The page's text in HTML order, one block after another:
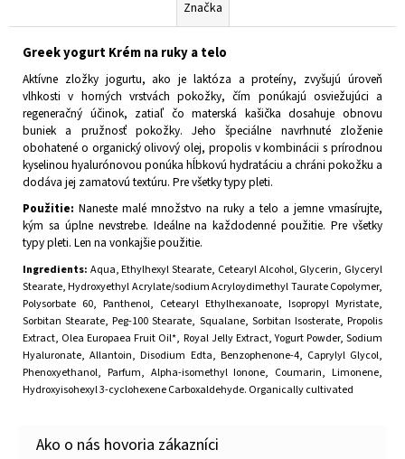
Značka
Greek yogurt Krém na ruky a telo
Aktívne zložky jogurtu, ako je laktóza a proteíny, zvyšujú úroveň
vlhkosti v horných vrstvách pokožky, čím ponúkajú osviežujúci a
regeneračný účinok, zatiaľ čo materská kašička dosahuje obnovu
buniek a pružnosť pokožky. Jeho špeciálne navrhnuté zloženie
obohatené o organický olivový olej, propolis v kombinácii s prírodnou
kyselinou hyalurónovou ponúka hĺbkovú hydratáciu a chráni pokožku a
dodáva jej zamatovú textúru. Pre všetky typy pleti.
Použitie: Naneste malé množstvo na ruky a telo a jemne vmasírujte,
kým sa úplne nevstrebe. Ideálne na každodenné použitie. Pre všetky
typy pleti. Len na vonkajšie použitie.
Ingredients: Aqua, Ethylhexyl Stearate, Cetearyl Alcohol, Glycerin, Glyceryl
Stearate, Hydroxyethyl Acrylate/sodium Acryloydimethyl Taurate Copolymer,
Polysorbate 60, Panthenol, Cetearyl Ethylhexanoate, Isopropyl Myristate,
Sorbitan Stearate, Peg-100 Stearate, Squalane, Sorbitan Isosterate, Propolis
Extract, Olea Europaea Fruit Oil*, Royal Jelly Extract, Yogurt Powder, Sodium
Hyaluronate, Allantoin, Disodium Edta, Benzophenone-4, Caprylyl Glycol,
Phenoxyethanol, Parfum, Alpha-isomethyl Ionone, Coumarin, Limonene,
Hydroxyisohexyl 3-cyclohexene Carboxaldehyde. Organically cultivated